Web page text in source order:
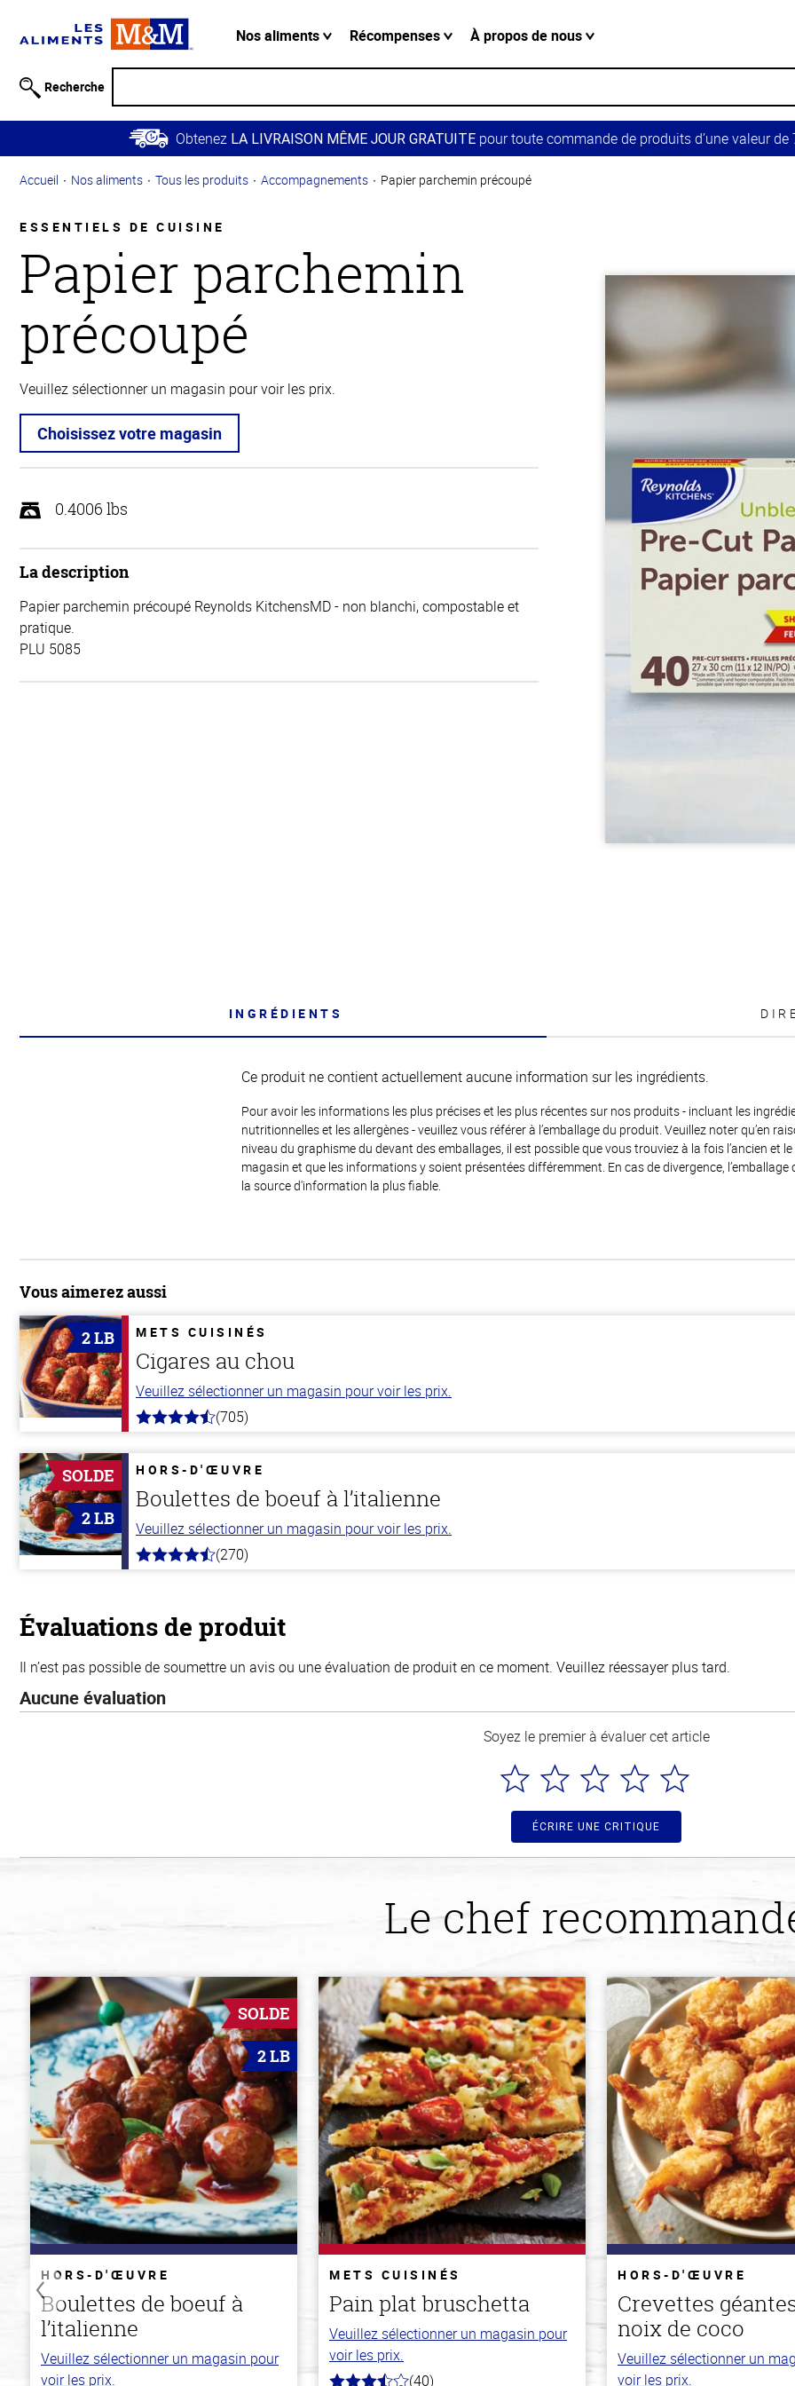
relative à
Passer
contenu
Retour à
principale
Nos aliments Récompenses À propos de nous
Recherche
Obtenez LA LIVRAISON MÊME JOUR GRATUITEpour toute commande de produits d’une valeur
Accueil Nos aliments Tous les produits Accompagnements Papier parchemin précoupé
ESSENTIELS DE CUISINE
Papier parchemin
précoupé
Veuillez sélectionner un magasin pour voir les prix.
Choisissez votre magasin
0.4006 lbs
La description
Papier parchemin précoupé Reynolds KitchensMD - non blanchi, compostable et
pratique.
PLU 5085
INGRÉDIENTS
Ce produit ne contient actuellement aucune information sur les ingrédients.
Pour avoir les informations les plus précises et les plus récentes sur nos produits - incluant les
nutritionnelles et les allergènes - veuillez vous référer à l’emballage du produit. Veuillez noter qu’en
niveau du graphisme du devant des emballages, il est possible que vous trouviez à la fois l’ancien et
magasin et que les informations y soient présentées différemment. En cas de divergence,
la source d'information la plus fiable.
Vous aimerez aussi
2 LB METS CUISINÉS
Cigares au chou
Veuillez sélectionner un magasin pour voir les prix.
4.6
5
stars
(705)
SOLDE
2 LB
HORS-D'ŒUVRE
Boulettes de boeuf à l’italienne
Veuillez sélectionner un magasin pour voir les prix.
4.5
stars
(270)
Évaluations de produit
Il n’est pas possible de soumettre un avis ou une évaluation de produit en ce moment. Veuillez réessayer plus tard.
Aucune évaluation
Soyez le premier à évaluer cet article
ÉCRIRE UNE CRITIQUE
Le chef
SOLDE
2 LB
HORS-D'ŒUVRE
Boulettes de boeuf à
l’italienne
Veuillez sélectionner un magasin pour
voir les prix.
METS CUISINÉS
Pain plat bruschetta
Veuillez sélectionner un magasin pour
voir les prix.
(40)
HORS-D'ŒUVRE
Crevettes
noix de coco
Veuillez sélectionner un
voir les prix.